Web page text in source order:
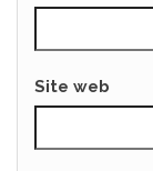
Site web